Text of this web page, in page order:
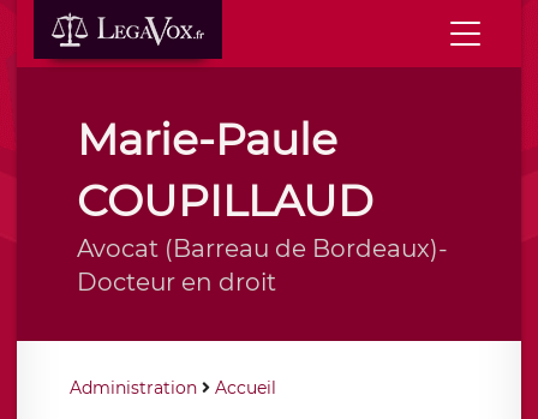
Marie-Paule
COUPILLAUD
Avocat (Barreau de Bordeaux)-
Docteur en droit
Administration Accueil